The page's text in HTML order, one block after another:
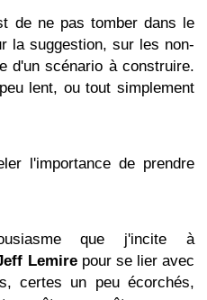
de ne pas tomber dans le
la suggestion, sur les non-
d'un scénario à construire.
lent, ou tout simplement
l'importance de prendre
que j'incite à
Lemirepour se lier avec
certes un peu écorchés,